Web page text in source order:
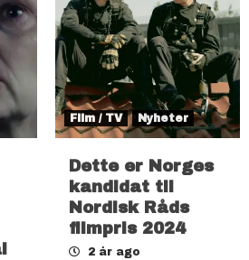
Film / TV Nyheter
Dette er Norges
kandidat til
Nordisk Råds
filmpris 2024
2 år ago